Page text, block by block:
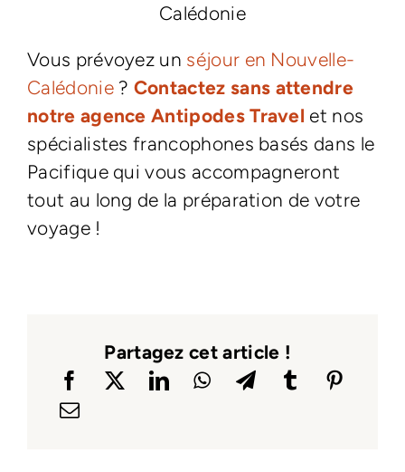
Calédonie
Vous prévoyez un séjour en Nouvelle-
Calédonie? Contactez sans attendre
notre agence Antipodes Travel et nos
spécialistes francophones basés dans le
Pacifique qui vous accompagneront
tout au long de la préparation de votre
voyage !
Partagez cet article !